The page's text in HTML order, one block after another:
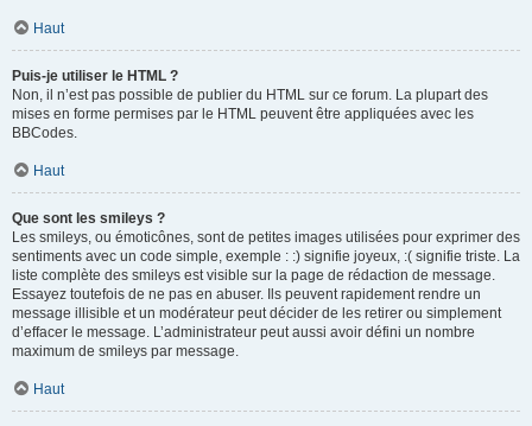
Haut
Puis-je utiliser le HTML ?
Non, il n’est pas possible de publier du HTML sur ce forum. La plupart des
mises en forme permises par le HTML peuvent être appliquées avec les
BBCodes.
Haut
Que sont les smileys ?
Les smileys, ou émoticônes, sont de petites images utilisées pour exprimer des
sentiments avec un code simple, exemple : :) signifie joyeux, :( signifie triste. La
liste complète des smileys est visible sur la page de rédaction de message.
Essayez toutefois de ne pas en abuser. Ils peuvent rapidement rendre un
message illisible et un modérateur peut décider de les retirer ou simplement
d’effacer le message. L’administrateur peut aussi avoir défini un nombre
maximum de smileys par message.
Haut